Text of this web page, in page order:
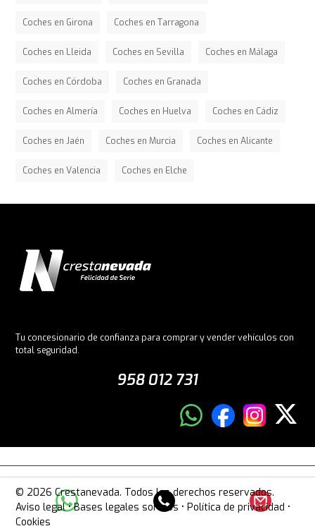
Coches en Girona Coches en Tarragona
Coches en Lleida Coches en Sevilla Coches en Málaga
Coches en Córdoba Coches en Granada
Coches en Almería Coches en Huelva Coches en Cádiz
Coches en Jaén Coches en Murcia Coches en Alicante
Coches en Valencia Coches en Elche
Tu concesionario de confianza para comprar y vender vehículos con
total seguridad.
958 012 731
© 2026 Crestanevada. Todos los derechos reservados.
Aviso legal•Bases legales sorteos •Política de privacidad •
Cookies